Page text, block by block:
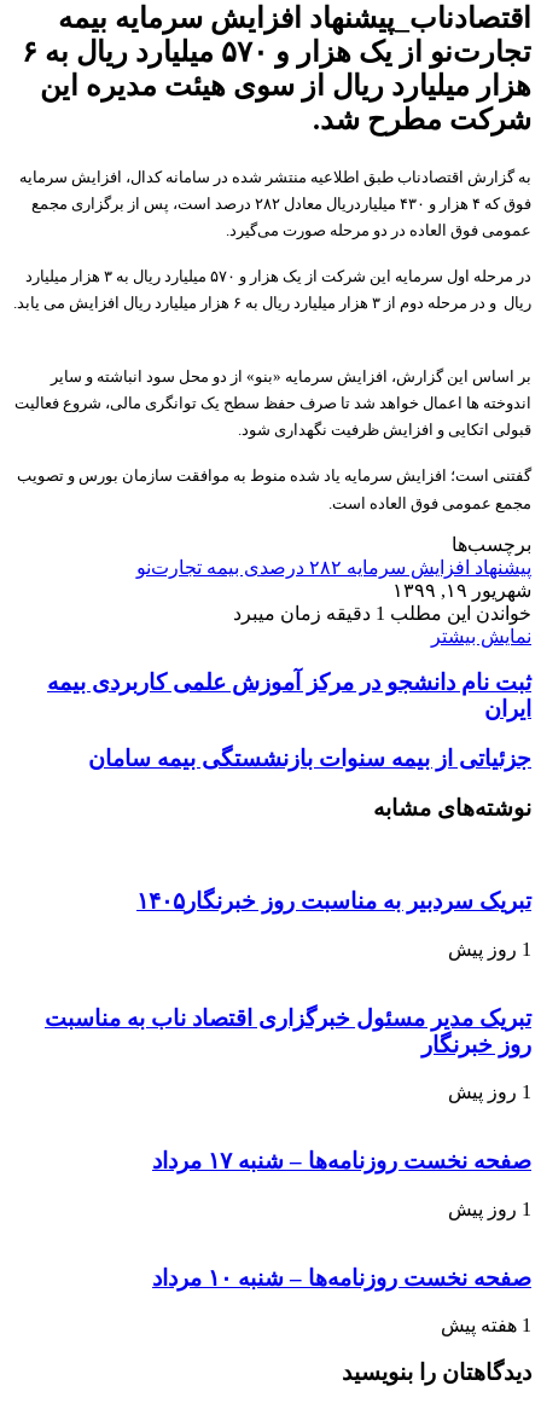
اقتصادناب_پیشنهاد افزایش سرمایه بیمه
تجارت‌نو از یک هزار و ۵۷۰ میلیارد ریال به ۶
هزار میلیارد ریال از سوی هیئت مدیره این
شرکت مطرح شد.
به گزارش اقتصادناب طبق اطلاعیه منتشر شده در سامانه کدال، افزایش سرمایه
فوق که ۴ هزار و ۴۳۰ میلیاردریال معادل ۲۸۲ درصد است، پس از برگزاری مجمع
عمومی فوق العاده در دو مرحله صورت می‌گیرد.
در مرحله اول سرمایه این شرکت از یک هزار و ۵۷۰ میلیارد ریال به ۳ هزار میلیارد
ریال و در مرحله دوم از ۳ هزار میلیارد ریال به ۶ هزار میلیارد ریال افزایش می یابد.
بر اساس این گزارش، افزایش سرمایه «بنو» از دو محل سود انباشته و سایر
اندوخته ها اعمال خواهد شد تا صرف حفظ سطح یک توانگری مالی، شروع فعالیت
قبولی اتکایی و افزایش ظرفیت نگهداری شود.
گفتنی است؛ افزایش سرمایه یاد شده منوط به موافقت سازمان بورس و تصویب
مجمع عمومی فوق العاده است.
برچسب‌ها
پیشنهاد افزایش سرمایه ۲۸۲ درصدی بیمه تجارت‌نو
شهریور ۱۹, ۱۳۹۹
خواندن این مطلب 1 دقیقه زمان میبرد
نمایش بیشتر
ثبت نام دانشجو در مرکز آموزش علمی کاربردی بیمه
ایران
جزئیاتی از بیمه سنوات بازنشستگی بیمه سامان
نوشته‌های مشابه
تبریک سردبیر به مناسبت روز خبرنگار۱۴۰۵
1 روز پیش
تبریک مدیر مسئول خبرگزاری اقتصاد ناب به مناسبت
روز خبرنگار
1 روز پیش
صفحه نخست روزنامه‌ها – شنبه ۱۷ مرداد
1 روز پیش
صفحه نخست روزنامه‌ها – شنبه ۱۰ مرداد
1 هفته پیش
دیدگاهتان را بنویسید